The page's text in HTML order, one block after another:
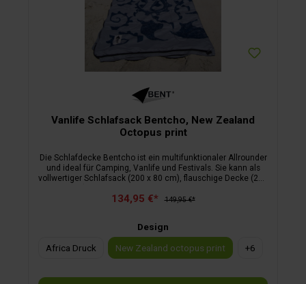
Vanlife Schlafsack Bentcho, New Zealand
Octopus print
Die Schlafdecke Bentcho ist ein multifunktionaler Allrounder
und ideal für Camping, Vanlife und Festivals. Sie kann als
vollwertiger Schlafsack (200 x 80 cm), flauschige Decke (200
modische Wendetasche dient als Kissen und stylischer
Polyester
134,95 €* 149,95 €*
Design
Africa Druck
New Zealand octopus print +6